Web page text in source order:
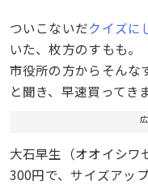
ついこないだクイズに
いた、枚方のすもも。
市役所の方からそんな
と聞き、早速買ってき
大石早生（オオイシワ
300円で、サイズアッ